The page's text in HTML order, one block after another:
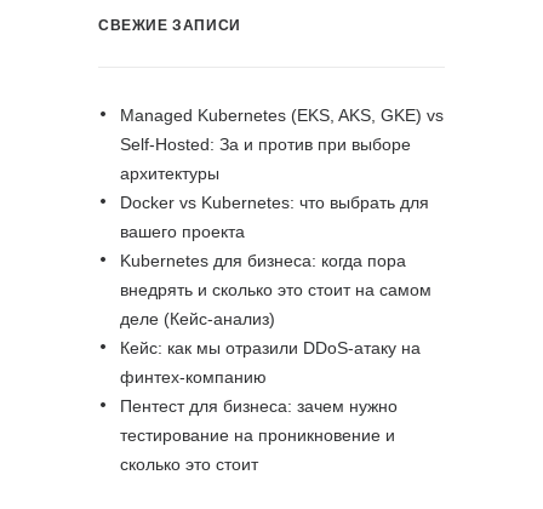
СВЕЖИЕ ЗАПИСИ
Managed Kubernetes (EKS, AKS, GKE) vs
Self-Hosted: За и против при выборе
архитектуры
Docker vs Kubernetes: что выбрать для
вашего проекта
Kubernetes для бизнеса: когда пора
внедрять и сколько это стоит на самом
деле (Кейс-анализ)
Кейс: как мы отразили DDoS-атаку на
финтех-компанию
Пентест для бизнеса: зачем нужно
тестирование на проникновение и
сколько это стоит